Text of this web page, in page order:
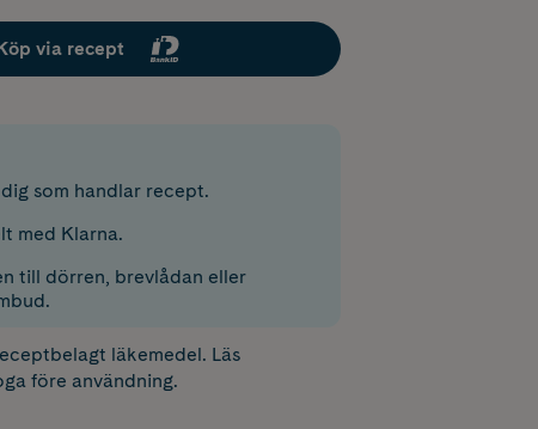
via recept
som handlar recept.
med Klarna.
till dörren, brevlådan eller
läkemedel. Läs
före användning.